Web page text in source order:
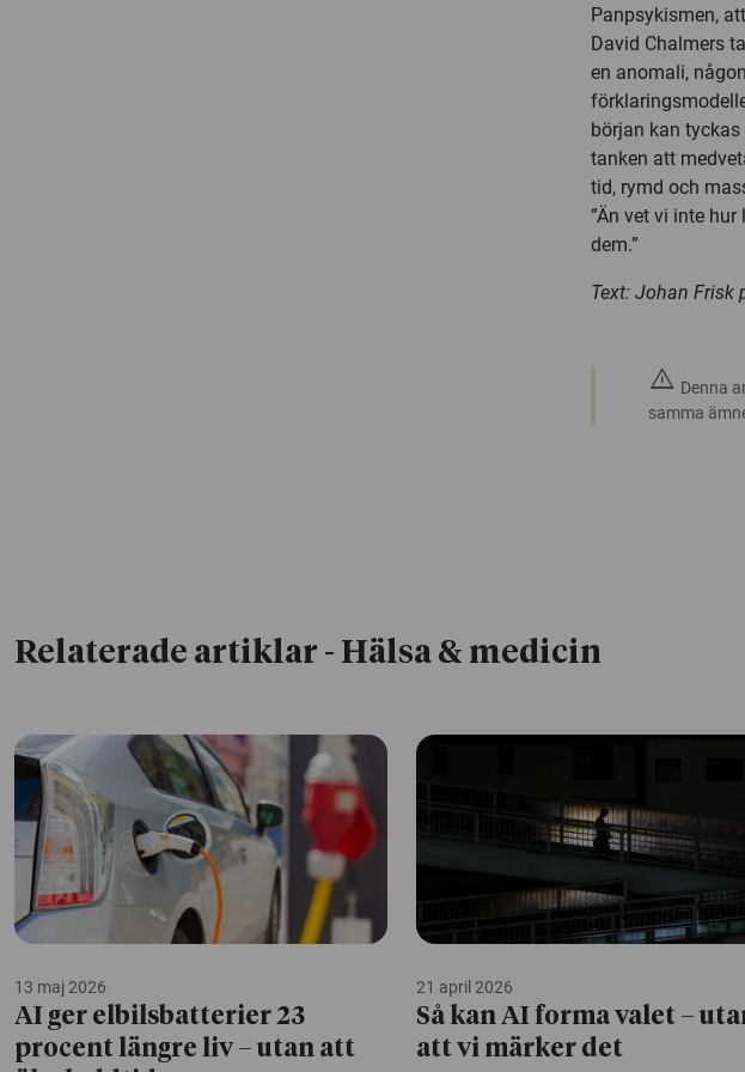
Panpsykismen,
David Chalmers
en anomali,
början kan
tanken att
tid, rymd och
”Än vet vi inte
dem.”
Text: Johan Frisk
warning Denna
samma
Relaterade artiklar - Hälsa & medicin
13 maj 2026
AI ger elbilsbatterier 23
procent längre liv – utan att
21 april 2026
Så kan AI forma valet –
att vi märker det